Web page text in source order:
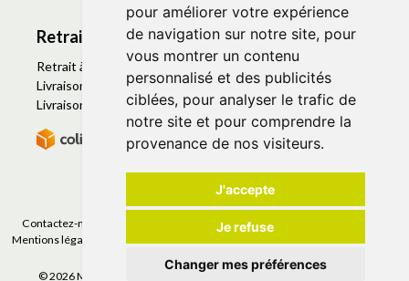
pour améliorer votre expérience
de navigation sur notre site, pour
vous montrer un contenu
personnalisé et des publicités
ciblées, pour analyser le trafic de
notre site et pour comprendre la
provenance de nos visiteurs.
J'accepte
Je refuse
Changer mes préférences
Retrait - Livraison
Retrait à la pharmacie - Click & Collect
Livraison en Point Relais
Livraison à domicile
Contactez-nous | Déclarer un effet indésirable
Mentions légales
Préférences Cookies
© 2026 Mapharmacieenligne
Tous droits réservés.